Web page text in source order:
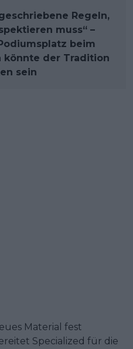
Regeln,
muss“ –
beim
könnte der Tradition
sein
Material fest
Specialized für die